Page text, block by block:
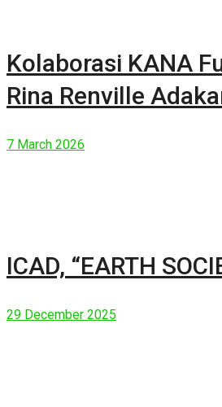
Kolaborasi KANA
Rina Renville
7 March 2026
ICAD, “EARTH
29 December 2025